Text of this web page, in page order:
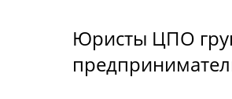
Юристы ЦПО